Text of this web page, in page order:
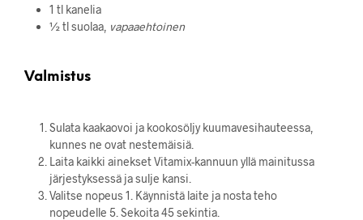
1 tl kanelia
½ tl suolaa, vapaaehtoinen
Valmistus
Sulata kaakaovoi ja kookosöljy kuumavesihauteessa,
kunnes ne ovat nestemäisiä.
Laita kaikki ainekset Vitamix-kannuun yllä mainitussa
järjestyksessä ja sulje kansi.
Valitse nopeus 1. Käynnistä laite ja nosta teho
nopeudelle 5. Sekoita 45 sekintia.